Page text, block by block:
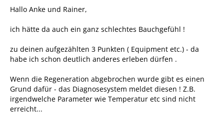
Hallo Anke und Rainer,
ich hätte da auch ein ganz schlechtes Bauchgefühl !
zu deinen aufgezählten 3 Punkten ( Equipment etc.) - da
habe ich schon deutlich anderes erleben dürfen .
Wenn die Regeneration abgebrochen wurde gibt es einen
Grund dafür - das Diagnosesystem meldet diesen ! Z.B.
irgendwelche Parameter wie Temperatur etc sind nicht
erreicht...